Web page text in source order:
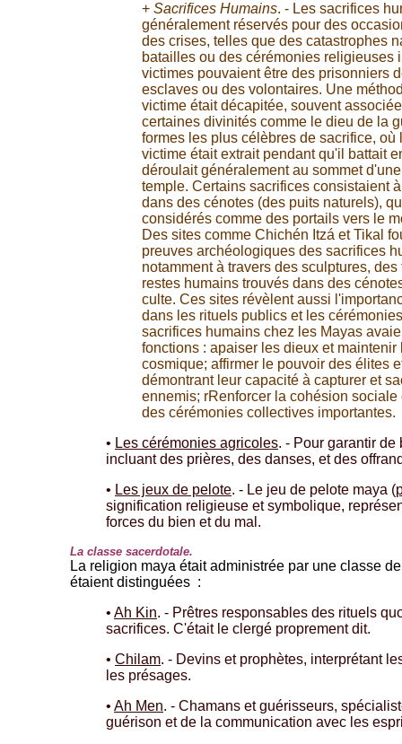
+ Sacrifices Humains. - Les sacrifices
généralement réservés pour des
des crises, telles que des catastrophes
batailles ou des cérémonies religieuses
victimes pouvaient être des prisonniers
esclaves ou des volontaires. Une
victime était décapitée, souvent
certaines divinités comme le dieu de la
formes les plus célèbres de sacrifice, où
victime était extrait pendant qu'il battait
déroulait généralement au sommet
temple. Certains sacrifices consistaient
dans des cénotes (des puits naturels),
considérés comme des portails vers le
Des sites comme Chichén Itzá et Tikal
preuves archéologiques des sacrifices
notamment à travers des sculptures,
restes humains trouvés dans des
culte. Ces sites révèlent aussi
dans les rituels publics et les
sacrifices humains chez les Mayas
fonctions : apaiser les dieux et maintenir
cosmique; affirmer le pouvoir des élites
démontrant leur capacité à capturer et
ennemis; rRenforcer la cohésion sociale
des cérémonies collectives importantes.
• Les cérémonies agricoles. - Pour garantir de
incluant des prières, des danses, et des
• Les jeux de pelote. - Le jeu de pelote maya (
signification religieuse et symbolique,
forces du bien et du mal.
La classe sacerdotale.
La religion maya était administrée par une classe
étaient distinguées :
• Ah Kin. - Prêtres responsables des rituels
sacrifices. C'était le clergé proprement dit.
• Chilam. - Devins et prophètes, interprétant
les présages.
• Ah Men. - Chamans et guérisseurs,
guérison et de la communication avec les